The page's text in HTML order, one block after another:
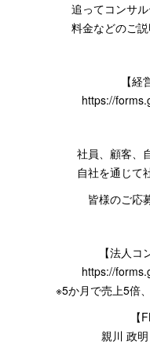
追ってコンサ
料金などのご
【経
https://
社員、顧客、
自社を通じて
皆様のご応
【法人コ
https://
※5か月で売上5倍、
【
親川 政明